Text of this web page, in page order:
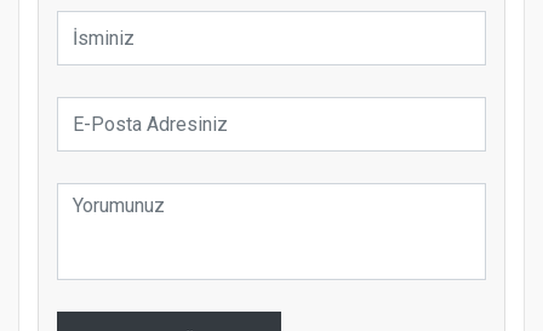
Samsun Atakum’da Ayasofya Camii
Etkinliği